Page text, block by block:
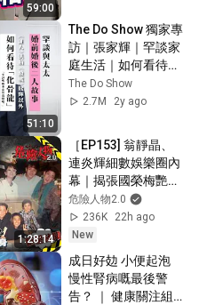
59:00
｜乾眼症 打工仔 必
知 眼乾 解決方法｜
#Bowtie
51:10
The Do Show 獨家專
訪｜張家輝｜罕談家
庭生活｜如何看待
「化骨龍」｜影帝與
導演之路
The Do Show
2.7M
2y ago
1:28:14
［EP153] 翁靜晶、
連炎輝細數娛樂圈內
幕｜揭張國榮梅艷芳
等巨星秘聞｜誰吞了
劉家良的血汗錢｜梅
艷芳與近藤真彥的媒
人終極現身｜由TVB
訓練班到星級保險從
業員
危險人物2.0
236K
22h ago
New
成日好攰 小便起泡
慢性腎病嘅最後警
告？ ｜ 健康關注組